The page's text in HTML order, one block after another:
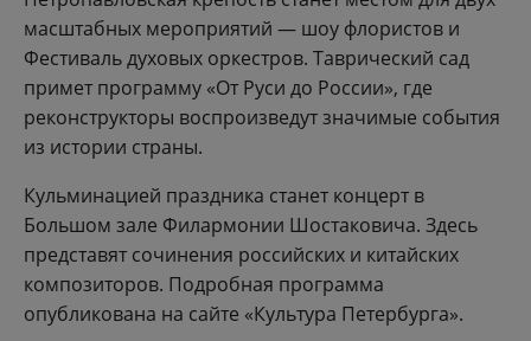
масштабных мероприятий — шоу флористов и
Фестиваль духовых оркестров. Таврический сад
примет программу «От Руси до России», где
реконструкторы воспроизведут значимые события
из истории страны.
Кульминацией праздника станет концерт в
Большом зале Филармонии Шостаковича. Здесь
представят сочинения российских и китайских
композиторов. Подробная программа
опубликована на сайте «Культура Петербурга».